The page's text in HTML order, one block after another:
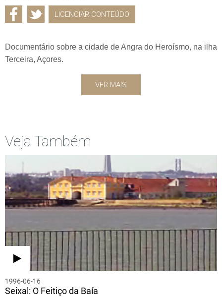
LICENCIAR CONTEÚDO
Documentário sobre a cidade de Angra do Heroísmo, na ilha
Terceira, Açores.
VER MAIS
Veja Também
1996-06-16
Seixal: O Feitiço da Baía